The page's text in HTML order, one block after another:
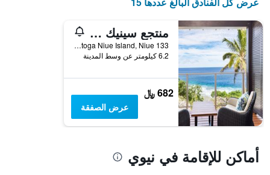
منتجع سينيك ماتافاي نيوي
133 Tapeu-Porritt Road, Tamakautoga Niue Island, Niue, ألوفي, نيوي
6.2 كيلومتر عن وسط المدينة
682 ﷼
عرض الصفقة
أماكن للإقامة في نيوي